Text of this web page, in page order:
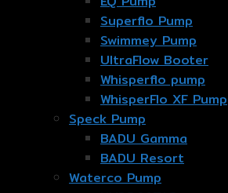
Superflo Pump
Swimmey Pump
UltraFlow Booter
Whisperflo pump
WhisperFlo XF Pump
Speck Pump
BADU Gamma
BADU Resort
Waterco Pump